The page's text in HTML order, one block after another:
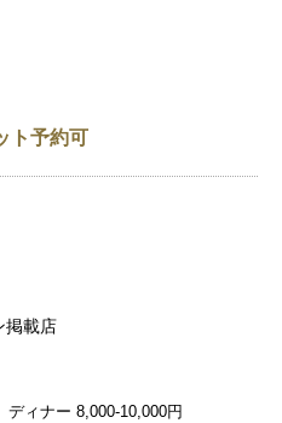
ト予約可
掲載店
ィナー 8,000-10,000円